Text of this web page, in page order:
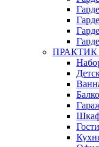
ПРАКТИК
Шкаф